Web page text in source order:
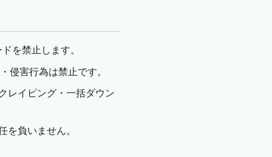
を禁止します。
害行為は禁止です。
レイピング・一括ダウン
負いません。